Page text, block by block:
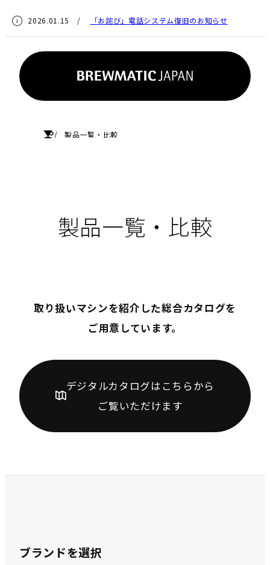
2026.01.15 / 「お詫び」電話システム復旧のお知らせ
HOME製品一覧・比較
製品一覧・比較
取り扱いマシンを紹介した総合カタログを
ご用意しています。
デジタルカタログはこちらから
ご覧いただけます
ブランドを選択